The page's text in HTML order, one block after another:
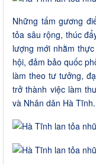
Những tấm gương
tỏa sâu rộng, thúc
lượng mới nhằm
hội, đảm bảo quốc
làm theo tư tưởng,
trở thành việc làm
và Nhân dân Hà Tĩnh.